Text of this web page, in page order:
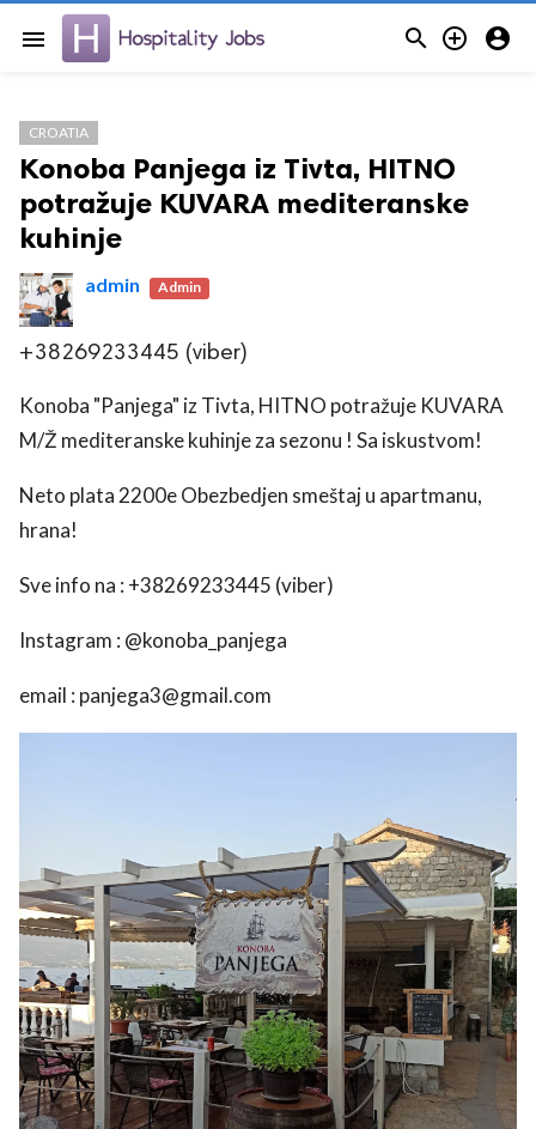
menu   
CROATIA
Konoba Panjega iz Tivta, HITNO
potražuje KUVARA mediteranske
kuhinje
admin Admin
+38269233445 (viber)
Konoba "Panjega" iz Tivta, HITNO potražuje KUVARA
M/Ž mediteranske kuhinje za sezonu ! Sa iskustvom!
Neto plata 2200e Obezbedjen smeštaj u apartmanu,
hrana!
Sve info na : +38269233445 (viber)
Instagram : @konoba_panjega
email : panjega3@gmail.com